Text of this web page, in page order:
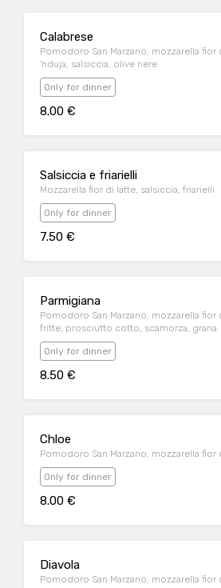
Calabrese
Pomodoro San Marzano, mozzarella fior
'nduja, salsiccia, olive nere
Only for dinner
8.00 €
Salsiccia e friarielli
Mozzarella fior di latte, salsiccia, friarielli
Only for dinner
7.50 €
Parmigiana
Pomodoro San Marzano, mozzarella fior
fritte, prosciutto cotto, scamorza, grana
Only for dinner
8.50 €
Chloe
Pomodoro San Marzano, mozzarella fior
Only for dinner
8.00 €
Diavola
Pomodoro San Marzano, mozzarella fior